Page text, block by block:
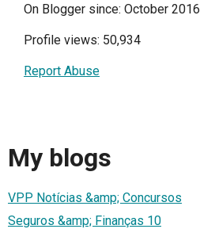
On Blogger since: October 2016
Profile views: 50,934
Report Abuse
My blogs
VPP Notícias &amp; Concursos
Seguros &amp; Finanças 10